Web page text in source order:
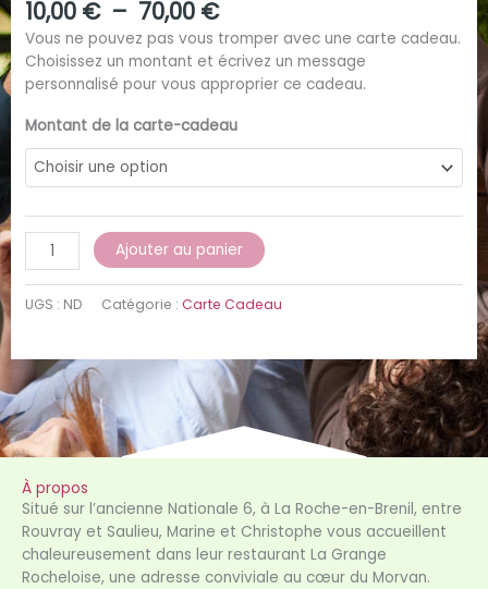
10,00 € – 70,00 €
Vous ne pouvez pas vous tromper avec une carte cadeau.
Choisissez un montant et écrivez un message
personnalisé pour vous approprier ce cadeau.
Montant de la carte-cadeau
Ajouter au panier
UGS : ND Catégorie : Carte Cadeau
À propos
Situé sur l’ancienne Nationale 6, à La Roche-en-Brenil, entre
Rouvray et Saulieu, Marine et Christophe vous accueillent
chaleureusement dans leur restaurant La Grange
Rocheloise, une adresse conviviale au cœur du Morvan.